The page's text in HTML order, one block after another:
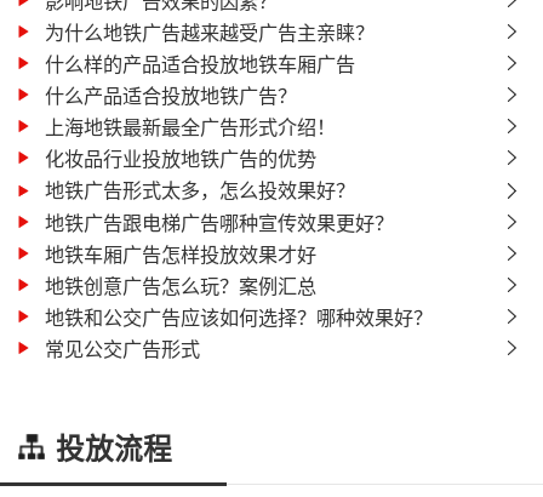
为什么地铁广告越来越受广告主亲睐？
什么样的产品适合投放地铁车厢广告
什么产品适合投放地铁广告？
上海地铁最新最全广告形式介绍！
化妆品行业投放地铁广告的优势
地铁广告形式太多，怎么投效果好？
地铁广告跟电梯广告哪种宣传效果更好？
地铁车厢广告怎样投放效果才好
地铁创意广告怎么玩？案例汇总
地铁和公交广告应该如何选择？哪种效果好？
常见公交广告形式
投放流程